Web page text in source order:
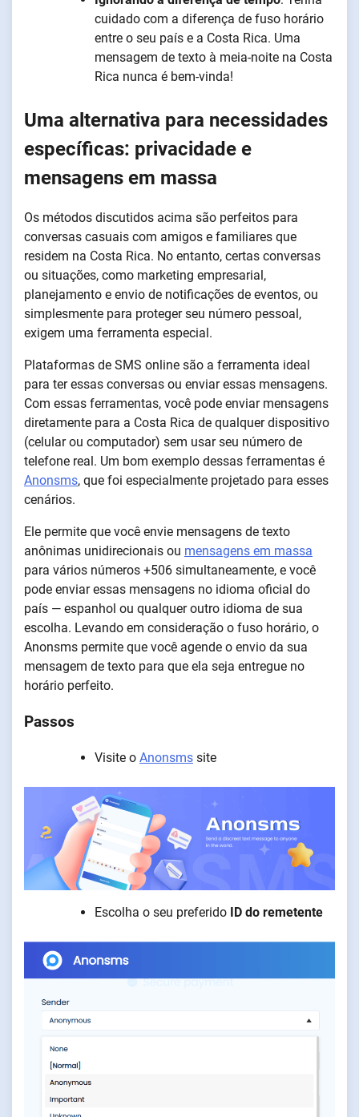
cuidado com a diferença de fuso horário
entre o seu país e a Costa Rica. Uma
mensagem de texto à meia-noite na Costa
Rica nunca é bem-vinda!
Uma alternativa para necessidades
específicas: privacidade e
mensagens em massa
Os métodos discutidos acima são perfeitos para
conversas casuais com amigos e familiares que
residem na Costa Rica. No entanto, certas conversas
ou situações, como marketing empresarial,
planejamento e envio de notificações de eventos, ou
simplesmente para proteger seu número pessoal,
exigem uma ferramenta especial.
Plataformas de SMS online são a ferramenta ideal
para ter essas conversas ou enviar essas mensagens.
Com essas ferramentas, você pode enviar mensagens
diretamente para a Costa Rica de qualquer dispositivo
(celular ou computador) sem usar seu número de
telefone real. Um bom exemplo dessas ferramentas é
Anonsms, que foi especialmente projetado para esses
cenários.
Ele permite que você envie mensagens de texto
anônimas unidirecionais ou mensagens em massa
para vários números +506 simultaneamente, e você
pode enviar essas mensagens no idioma oficial do
país — espanhol ou qualquer outro idioma de sua
escolha. Levando em consideração o fuso horário, o
Anonsms permite que você agende o envio da sua
mensagem de texto para que ela seja entregue no
horário perfeito.
Passos
Visite o Anonsms site
Escolha o seu preferido ID do remetente